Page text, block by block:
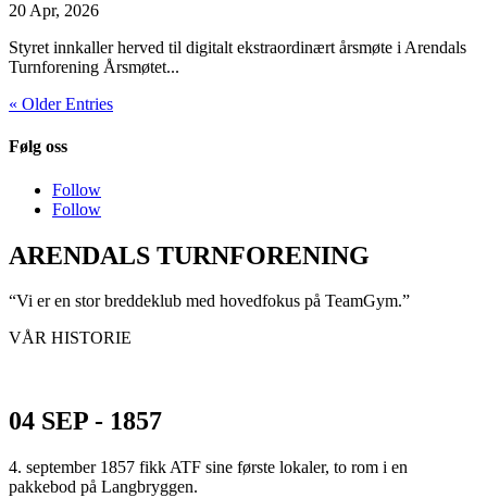
20 Apr, 2026
Styret innkaller herved til digitalt ekstraordinært årsmøte i Arendals
Turnforening Årsmøtet...
« Older Entries
Følg oss
Follow
Follow
ARENDALS TURNFORENING
“Vi er en stor breddeklub med hovedfokus på TeamGym.”
VÅR HISTORIE
04 SEP - 1857
4. september 1857 fikk ATF sine første lokaler, to rom i en
pakkebod på Langbryggen.